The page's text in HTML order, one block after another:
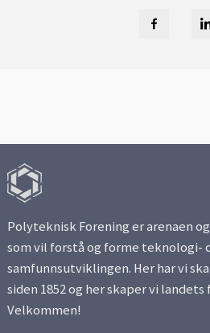
Polyteknisk Forening er arenaen
som vil forstå og forme teknologi-
samfunnsutviklingen. Her har vi
siden 1852 og her skaper vi
Velkommen!